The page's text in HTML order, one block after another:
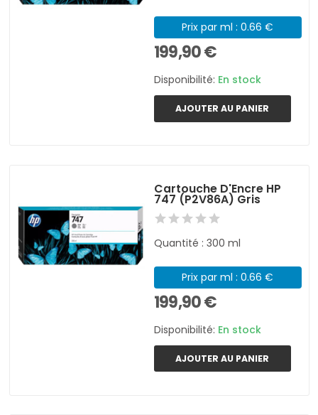
Prix par ml : 0.66 €
199,90 €
Disponibilité: En stock
AJOUTER AU PANIER
Cartouche D'Encre HP
747 (P2V86A) Gris
Quantité : 300 ml
Prix par ml : 0.66 €
199,90 €
Disponibilité: En stock
AJOUTER AU PANIER